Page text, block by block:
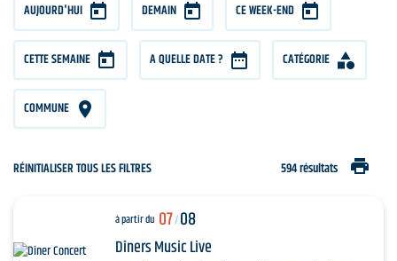
AUJOURD'HUI DEMAIN CE WEEK-END
CETTE SEMAINE A QUELLE DATE ? CATÉGORIE
COMMUNE
RÉINITIALISER TOUS LES FILTRES 594 résultats print
à partir du 07/08
Dîners Music Live